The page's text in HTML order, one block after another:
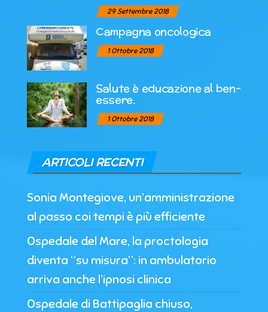
29 Settembre 2018
Campagna oncologica
1 Ottobre 2018
Salute è educazione al ben-
essere.
1 Ottobre 2018
ARTICOLI RECENTI
Sonia Montegiove, un’amministrazione
al passo coi tempi è più efficiente
Ospedale del Mare, la proctologia
diventa “su misura”: in ambulatorio
arriva anche l’ipnosi clinica
Ospedale di Battipaglia chiuso,